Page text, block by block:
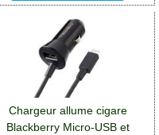
Chargeur allume cigare
Blackberry Micro-USB et